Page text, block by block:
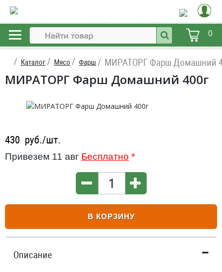
0
Каталог Мясо Фарш МИРАТОРГ Фарш Домашний
МИРАТОРГ Фарш Домашний 400г
430 руб./шт.
Привезем 11 авг Бесплатно *
В КОРЗИНУ
Описание